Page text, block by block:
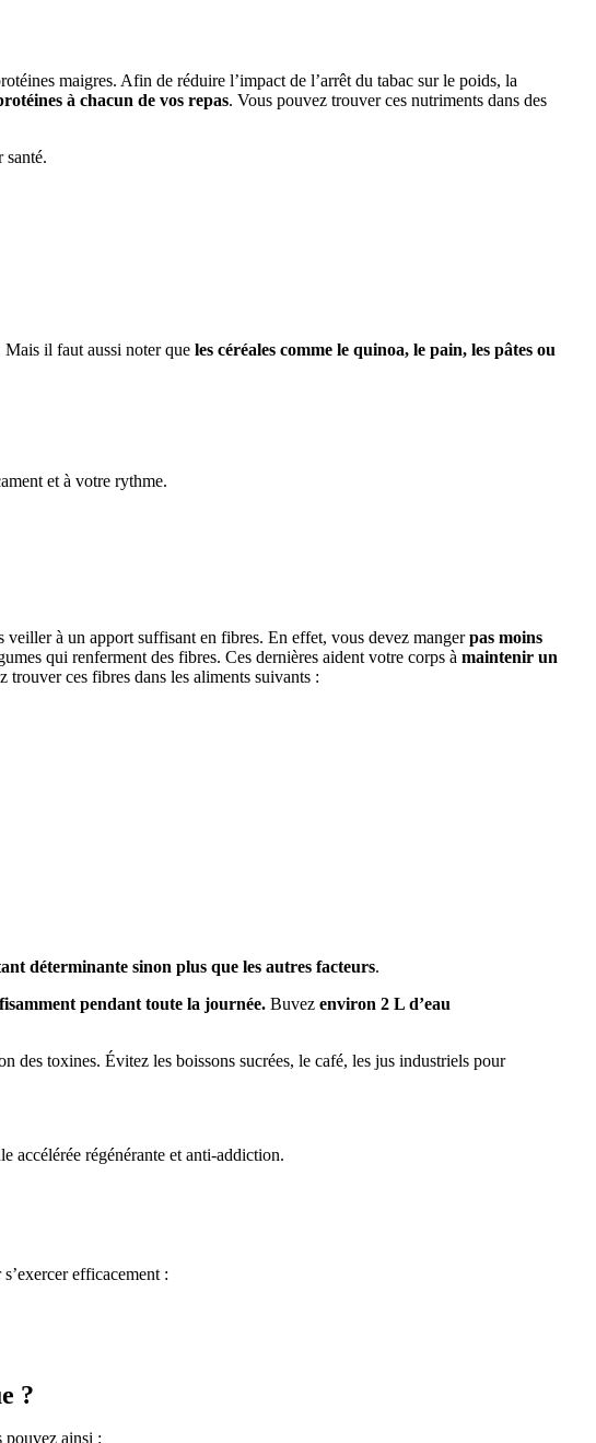
maigres. Afin de réduire l’impact de l’arrêt du tabac sur le poids, la
à chacun de vos repas.Vous pouvez trouver ces nutriments dans des
il faut aussi noter que les céréales comme le quinoa, le pain, les pâtes ou
et à votre rythme.
veiller à un apport suffisant en fibres. En effet, vous devez manger pas moins
qui renferment des fibres. Ces dernières aident votre corps à maintenir un
trouver ces fibres dans les aliments suivants :
déterminante sinon plus que les autres facteurs.
pendant toute la journée. Buvezenviron 2 L d’eau
des toxines. Évitez les boissons sucrées, le café, les jus industriels pour
accélérée régénérante et anti-addiction.
efficacement :
?
pouvez ainsi :